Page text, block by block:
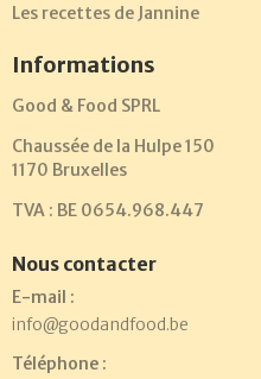
Les recettes de Jannine
Informations
Good & Food SPRL
Chaussée de la Hulpe 150
1170 Bruxelles
TVA : BE 0654.968.447
Nous contacter
E-mail :
info@goodandfood.be
Téléphone :